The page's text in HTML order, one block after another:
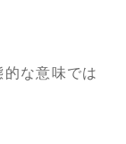
な意味では